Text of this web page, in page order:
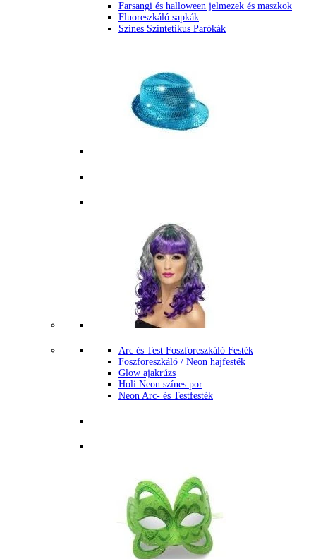
Farsangi és halloween jelmezek és maszkok
Fluoreszkáló sapkák
Színes Szintetikus Parókák
Arc és Test Foszforeszkáló Festék
Foszforeszkáló / Neon hajfesték
Glow ajakrúzs
Holi Neon színes por
Neon Arc- és Testfesték